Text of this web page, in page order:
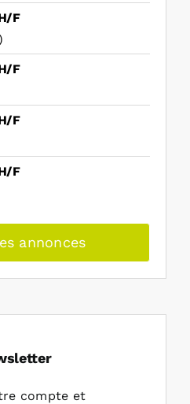
F
F
F
F
annonces
compte et